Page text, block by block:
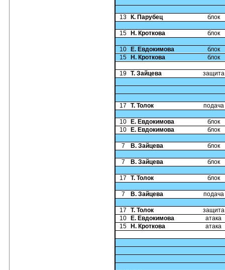
13 К. Парубец блок
15 Н. Кроткова блок
10 Е. Евдокимова
блок
15
Н. Кроткова блок
19 Т. Зайцева защита
17 Т. Толок подача
10 Е. Евдокимова
блок
10
Е. Евдокимова блок
7 В. Зайцева блок
7 В. Зайцева блок
17 Т. Толок блок
7 В. Зайцева подача
17 Т. Толок
защита
10
Е. Евдокимова
атака
15
Н. Кроткова атака